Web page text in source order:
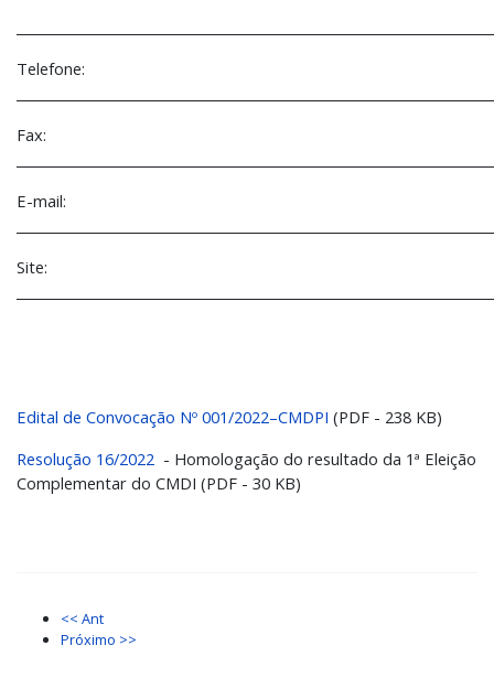
Telefone:
Fax:
E-mail:
Site:
Edital de Convocação Nº 001/2022–CMDPI (PDF - 238 KB)
Resolução 16/2022 - Homologação do resultado da 1ª Eleição
Complementar do CMDI (PDF - 30 KB)
<< Ant
Próximo >>